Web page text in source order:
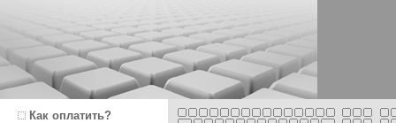
Как оплатить?